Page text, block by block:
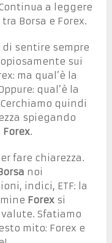
a leggere
Borsa e Forex.
sentire sempre
sui
ma qual’è la
qual’è la
quindi
spiegando
Forex.
fare chiarezza.
noi
indici, ETF: la
Forexsi
Sfatiamo
mito: Forex e